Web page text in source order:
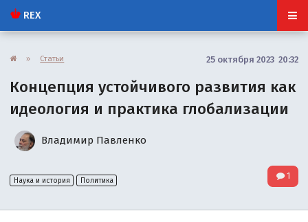
REX
» Статьи 25 октября 2023 20:32
Концепция устойчивого развития как
идеология и практика глобализации
Владимир Павленко
Наука и история Политика 1